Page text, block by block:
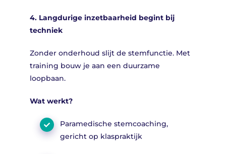
4. Langdurige inzetbaarheid begint bij
techniek
Zonder onderhoud slijt de stemfunctie. Met
training bouw je aan een duurzame
loopbaan.
Wat werkt?
Paramedische stemcoaching,
gericht op klaspraktijk